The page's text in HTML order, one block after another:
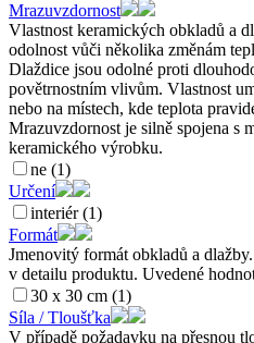
Mrazuvzdornost
Vlastnost keramických obkladů a
odolnost vůči několika změnám
Dlaždice jsou odolné proti
povětrnostním vlivům. Vlastnost
nebo na místech, kde teplota
Mrazuvzdornost je silně spojena s
keramického výrobku.
ne (1)
Určení
interiér (1)
Formát
Jmenovitý formát obkladů a
v detailu produktu. Uvedené
30 x 30 cm (1)
Síla / Tloušťka
V případě požadavku na přesnou